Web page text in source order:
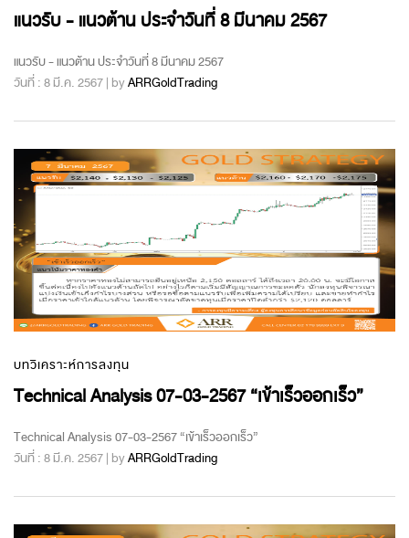
แนวรับ - แนวต้าน ประจำวันที่ 8 มีนาคม 2567
แนวรับ - แนวต้าน ประจำวันที่ 8 มีนาคม 2567
วันที่ : 8 มี.ค. 2567 | byARRGoldTrading
บทวิเคราะห์การลงทุน
Technical Analysis 07-03-2567 “เข้าเร็วออกเร็ว”
Technical Analysis 07-03-2567 “เข้าเร็วออกเร็ว”
วันที่ : 8 มี.ค. 2567 | byARRGoldTrading